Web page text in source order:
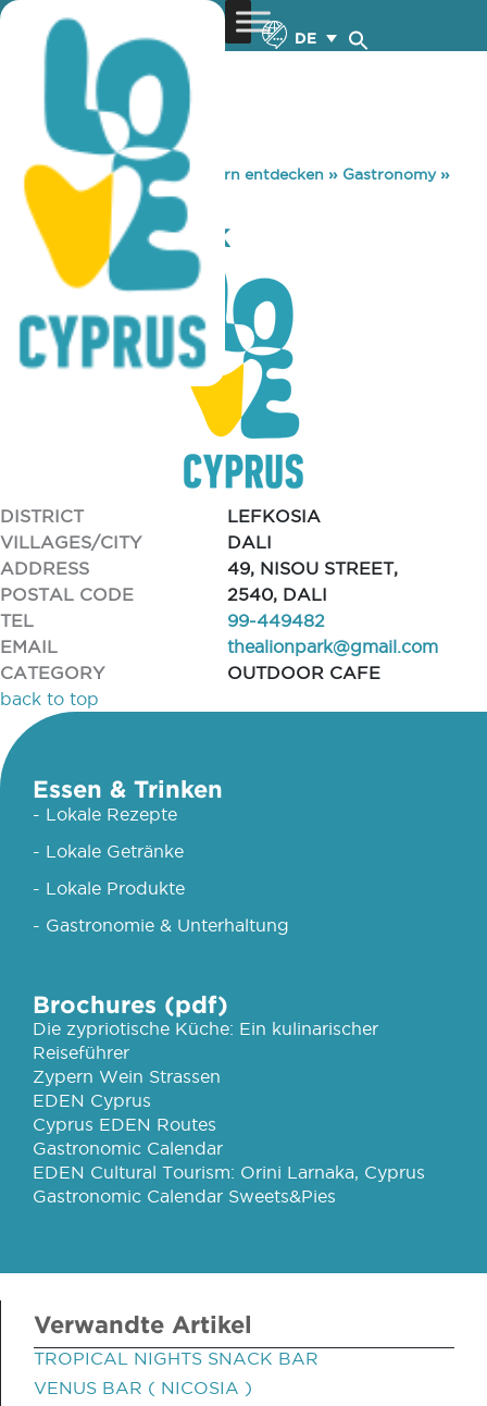
DE
You are here: Home »Zypern entdecken » Gastronomy»
THE ALION PARK
THE ALION PARK
DISTRICT
LEFKOSIA
VILLAGES/CITY
DALI
ADDRESS
49, NISOU STREET,
POSTAL CODE
2540, DALI
TEL
99-449482
EMAIL
thealionpark@gmail.com
CATEGORY
OUTDOOR CAFE
back to top
Essen & Trinken
- Lokale Rezepte
- Lokale Getränke
- Lokale Produkte
- Gastronomie & Unterhaltung
Brochures (pdf)
Die zypriotische Küche: Ein kulinarischer
Reiseführer
Zypern Wein Strassen
EDEN Cyprus
Cyprus EDEN Routes
Gastronomic Calendar
EDEN Cultural Tourism: Orini Larnaka, Cyprus
Gastronomic Calendar Sweets&Pies
Verwandte Artikel
TROPICAL NIGHTS SNACK BAR
VENUS BAR ( NICOSIA )